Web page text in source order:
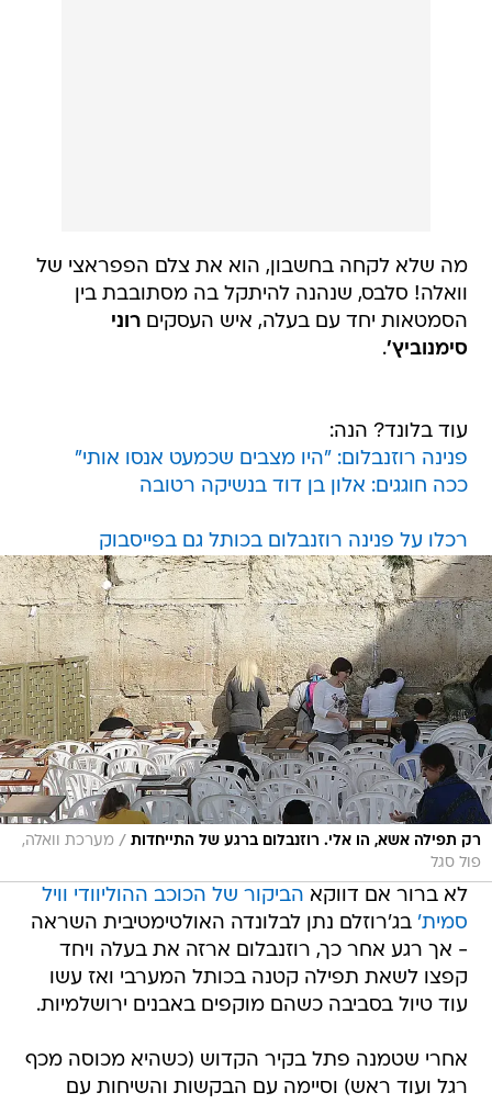
מה שלא לקחה בחשבון, הוא את צלם הפפראצי של
וואלה! סלבס, שנהנה להיתקל בה מסתובבת בין
הסמטאות יחד עם בעלה, איש העסקיםרוני
סימנוביץ'.
עוד בלונד? הנה:
פנינה רוזנבלום: "היו מצבים שכמעט אנסו אותי"
ככה חוגגים: אלון בן דוד בנשיקה רטובה
רכלו על פנינה רוזנבלום בכותל גם בפייסבוק
רק תפילה אשא, הו אלי. רוזנבלום ברגע של התייחדות / מערכת וואלה,
פול סגל
לא ברור אם דווקא הביקור של הכוכב ההוליוודי וויל
סמית' בג'רוזלם נתן לבלונדה האולטימטיבית השראה
- אך רגע אחר כך, רוזנבלום ארזה את בעלה ויחד
קפצו לשאת תפילה קטנה בכותל המערבי ואז עשו
עוד טיול בסביבה כשהם מוקפים באבנים ירושלמיות.
אחרי שטמנה פתל בקיר הקדוש (כשהיא מכוסה מכף
רגל ועוד ראש) וסיימה עם הבקשות והשיחות עם